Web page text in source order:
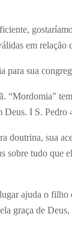
em
para sua
“Mordomia”
Deus. I S. Pedro
doutrina, sua
sobre tudo que
ajuda o filho
graça de